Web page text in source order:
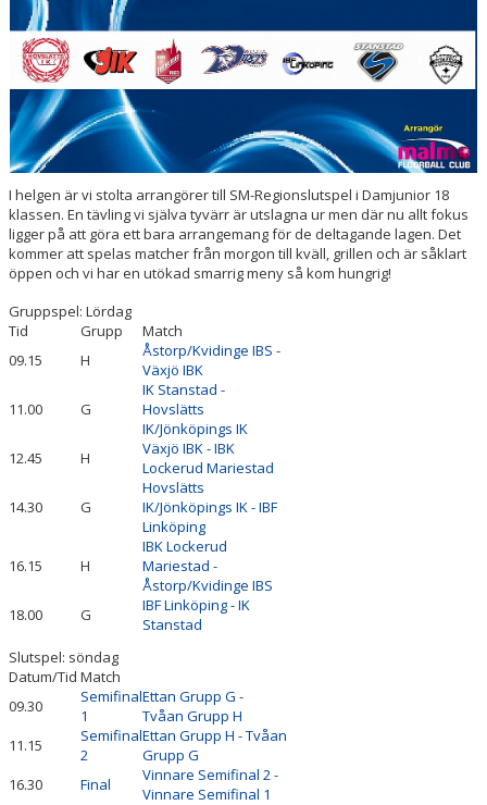
HALL OF FAME
I helgen är vi stolta arrangörer till SM-Regionslutspel i Damjunior 18
klassen. En tävling vi själva tyvärr är utslagna ur men där nu allt fokus
ligger på att göra ett bara arrangemang för de deltagande lagen. Det
kommer att spelas matcher från morgon till kväll, grillen och är såklart
öppen och vi har en utökad smarrig meny så kom hungrig!
Gruppspel: Lördag
Tid
Grupp
Match
09.15
H
Åstorp/Kvidinge IBS -
Växjö IBK
11.00
G
IK Stanstad -
Hovslätts
IK/Jönköpings IK
12.45
H
Växjö IBK - IBK
Lockerud Mariestad
14.30
G
Hovslätts
IK/Jönköpings IK - IBF
Linköping
16.15
H
IBK Lockerud
Mariestad -
Åstorp/Kvidinge IBS
18.00
G
IBF Linköping - IK
Stanstad
Slutspel: söndag
Datum/Tid Match
09.30
Semifinal
1
Ettan Grupp G -
Tvåan Grupp H
11.15
Semifinal
2
Ettan Grupp H - Tvåan
Grupp G
16.30
Final
Vinnare Semifinal 2 -
Vinnare Semifinal 1